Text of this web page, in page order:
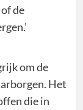
de
om de
Het
die in